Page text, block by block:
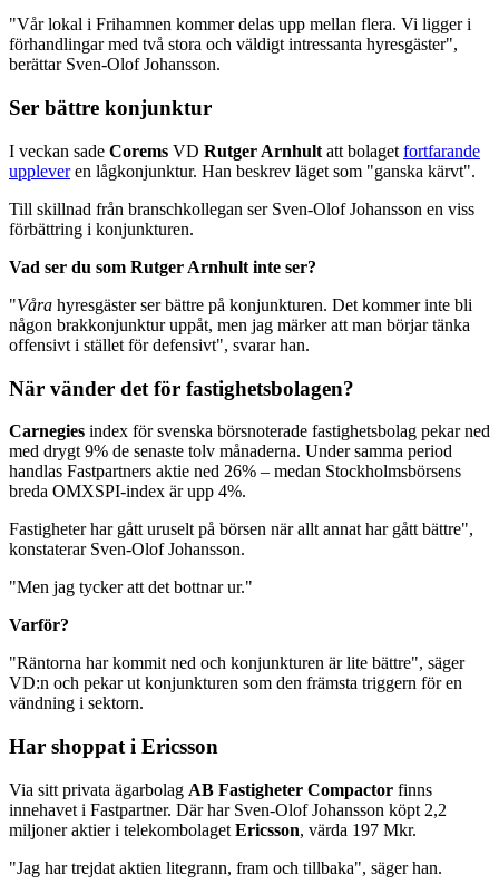
"Vår lokal i Frihamnen kommer delas upp mellan flera. Vi ligger i
förhandlingar med två stora och väldigt intressanta hyresgäster",
berättar Sven-Olof Johansson.
Ser bättre konjunktur
I veckan sade Corems VD Rutger Arnhult att bolaget fortfarande
uppleveren lågkonjunktur. Han beskrev läget som "ganska kärvt".
Till skillnad från branschkollegan ser Sven-Olof Johansson en viss
förbättring i konjunkturen.
Vad ser du som Rutger Arnhult inte ser?
"Våra hyresgäster ser bättre på konjunkturen. Det kommer inte bli
någon brakkonjunktur uppåt, men jag märker att man börjar tänka
offensivt i stället för defensivt", svarar han.
När vänder det för fastighetsbolagen?
Carnegies index för svenska börsnoterade fastighetsbolag pekar ned
med drygt 9% de senaste tolv månaderna. Under samma period
handlas Fastpartners aktie ned 26% – medan Stockholmsbörsens
breda OMXSPI-index är upp 4%.
Fastigheter har gått uruselt på börsen när allt annat har gått bättre",
konstaterar Sven-Olof Johansson.
"Men jag tycker att det bottnar ur."
Varför?
"Räntorna har kommit ned och konjunkturen är lite bättre", säger
VD:n och pekar ut konjunkturen som den främsta triggern för en
vändning i sektorn.
Har shoppat i Ericsson
Via sitt privata ägarbolag AB Fastigheter Compactor finns
innehavet i Fastpartner. Där har Sven-Olof Johansson köpt 2,2
miljoner aktier i telekombolaget Ericsson, värda 197 Mkr.
"Jag har trejdat aktien litegrann, fram och tillbaka", säger han.